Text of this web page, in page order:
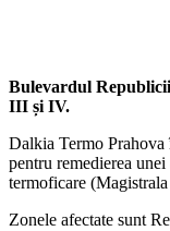
Bulevardul
III și IV.
Dalkia Termo Prahova
pentru remedierea
termoficare
Zonele afectate sunt